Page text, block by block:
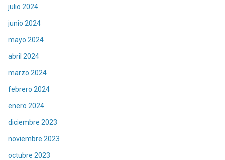
julio 2024
junio 2024
mayo 2024
abril 2024
marzo 2024
febrero 2024
enero 2024
diciembre 2023
noviembre 2023
octubre 2023